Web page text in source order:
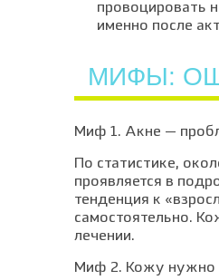
провоцировать
именно после
МИФЫ:
Миф 1. Акне —
По статистике,
проявляется в
тенденция к
самостоятельно.
лечении.
Миф 2. Кожу нужно